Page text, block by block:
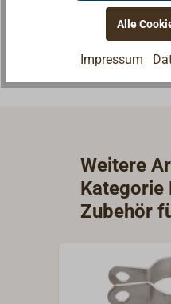
passende Antwort.
Weitere
Kategorie
Zubehör
Alle
Impressum